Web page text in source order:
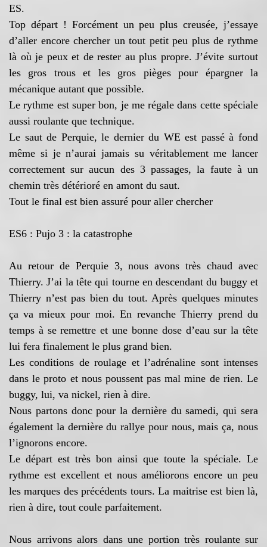
ES.
Top départ ! Forcément un peu plus creusée, j’essaye
d’aller encore chercher un tout petit peu plus de rythme
là où je peux et de rester au plus propre. J’évite surtout
les gros trous et les gros pièges pour épargner la
mécanique autant que possible.
Le rythme est super bon, je me régale dans cette spéciale
aussi roulante que technique.
Le saut de Perquie, le dernier du WE est passé à fond
même si je n’aurai jamais su véritablement me lancer
correctement sur aucun des 3 passages, la faute à un
chemin très détérioré en amont du saut.
Tout le final est bien assuré pour aller chercher
ES6 : Pujo 3 : la catastrophe
Au retour de Perquie 3, nous avons très chaud avec
Thierry. J’ai la tête qui tourne en descendant du buggy et
Thierry n’est pas bien du tout. Après quelques minutes
ça va mieux pour moi. En revanche Thierry prend du
temps à se remettre et une bonne dose d’eau sur la tête
lui fera finalement le plus grand bien.
Les conditions de roulage et l’adrénaline sont intenses
dans le proto et nous poussent pas mal mine de rien. Le
buggy, lui, va nickel, rien à dire.
Nous partons donc pour la dernière du samedi, qui sera
également la dernière du rallye pour nous, mais ça, nous
l’ignorons encore.
Le départ est très bon ainsi que toute la spéciale. Le
rythme est excellent et nous améliorons encore un peu
les marques des précédents tours. La maitrise est bien là,
rien à dire, tout coule parfaitement.
Nous arrivons alors dans une portion très roulante sur